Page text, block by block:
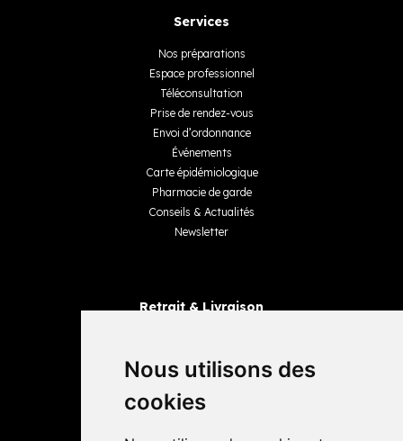
Nous utilisons des
cookies
Services
Nos préparations
Espace professionnel
Téléconsultation
Prise de rendez-vous
Envoi d’ordonnance
Événements
Carte épidémiologique
Pharmacie de garde
Conseils & Actualités
Newsletter
Retrait & Livraison
Livraisons